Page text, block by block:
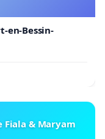
en-Bessin-
& Maryam